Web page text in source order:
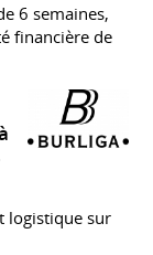
6 semaines,
financière de
logistique sur